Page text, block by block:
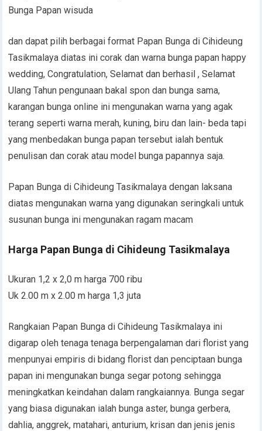
Bunga Papan wisuda
dan dapat pilih berbagai format Papan Bunga di Cihideung
Tasikmalaya diatas ini corak dan warna bunga papan happy
wedding, Congratulation, Selamat dan berhasil , Selamat
Ulang Tahun pengunaan bakal spon dan bunga sama,
karangan bunga online ini mengunakan warna yang agak
terang seperti warna merah, kuning, biru dan lain- beda tapi
yang menbedakan bunga papan tersebut ialah bentuk
penulisan dan corak atau model bunga papannya saja.
Papan Bunga di Cihideung Tasikmalaya dengan laksana
diatas mengunakan warna yang digunakan seringkali untuk
susunan bunga ini mengunakan ragam macam
Harga Papan Bunga di Cihideung Tasikmalaya
Ukuran 1,2 x 2,0 m harga 700 ribu
Uk 2.00 m x 2.00 m harga 1,3 juta
Rangkaian Papan Bunga di Cihideung Tasikmalaya ini
digarap oleh tenaga tenaga berpengalaman dari florist yang
menpunyai empiris di bidang florist dan penciptaan bunga
papan ini mengunakan bunga segar potong sehingga
meningkatkan keindahan dalam rangkaiannya. Bunga segar
yang biasa digunakan ialah bunga aster, bunga gerbera,
dahlia, anggrek, matahari, anturium, krisan dan jenis jenis